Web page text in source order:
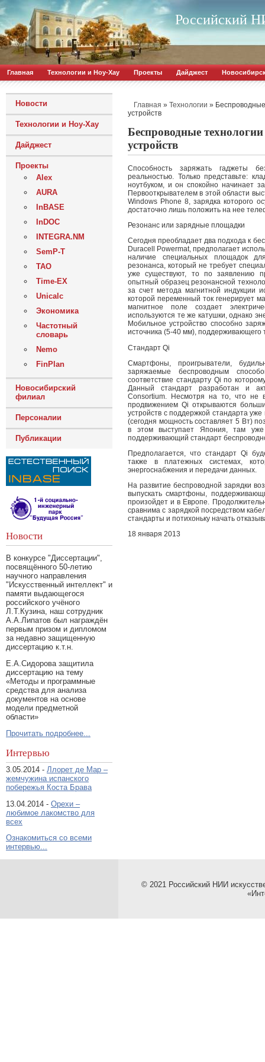
Российский
Главная Технологии и Ноу-Хау Проекты Дайджест
Новости
Технологии и Ноу-Хау
Дайджест
Проекты
Alex
AURA
InBASE
InDOC
INTEGRA.NM
SemP-T
ТАО
Time-EX
Unicalc
Экономика
Частотный
словарь
Nemo
FinPlan
Новосибирский
филиал
Персоналии
Публикации
Новости
В конкурсе "Диссертации",
посвящённого 50-летию
научного направления
"Искусственный интеллект" и
памяти выдающегося
российского учёного
Л.Т.Кузина, наш сотрудник
А.А.Липатов был награждён
первым призом и дипломом
за недавно защищенную
диссертацию к.т.н.
Е.А.Сидорова защитила
диссертацию на тему
«Методы и программные
средства для анализа
документов на основе
модели предметной
области»
Прочитать подробнее...
Интервью
3.05.2014 - Ллорет де Мар –
жемчужина испанского
побережья Коста Брава
13.04.2014 - Орехи –
любимое лакомство для
всех
Ознакомиться со всеми
интервью...
Главная » Технологии »
устройств
Беспроводные
устройств
Способность заряжать гаджеты
реальностью. Только представьте:
ноутбуком, и он спокойно начинает
Первооткрывателем в этой области
Windows Phone 8, зарядка которого
достаточно лишь положить на нее
Резонанс или зарядные площадки
Сегодня преобладает два подхода к
Duracell Powermat, предполагает
наличие специальных площадок
резонанса, который не требует
уже существуют, то по заявлению
опытный образец резонансной
за счет метода магнитной индукции
которой переменный ток генерирует
магнитное поле создает
используются те же катушки, однако
Мобильное устройство способно
источника (5-40 мм), поддерживающего
Стандарт Qi
Смартфоны, проигрыватели,
заряжаемые беспроводным
соответствие стандарту Qi по
Данный стандарт разработан и
Consortium. Несмотря на то, что не
продвижением Qi открываются
устройств с поддержкой стандарта
(сегодня мощность составляет 5 Вт)
в этом выступает Япония, там
поддерживающий стандарт
Предполагается, что стандарт Qi
также в платежных системах,
энергоснабжения и передачи данных.
На развитие беспроводной зарядки
выпускать смартфоны,
произойдет и в Европе.
сравнима с зарядкой посредством
стандарты и потихоньку начать
18 января 2013
© 2021 Российский НИИ